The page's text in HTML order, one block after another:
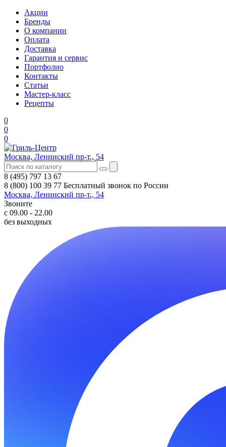
Акции
Бренды
О компании
Оплата
Доставка
Гарантия и сервис
Портфолио
Контакты
Статьи
Мастер-класс
Рецепты
0
0
0
Москва, Ленинский пр-т., 54
8 (495) 797 13 67
8 (800) 100 39 77 Бесплатный звонок по России
Москва, Ленинский пр-т., 54
Звоните
с 09.00 - 22.00
без выходных